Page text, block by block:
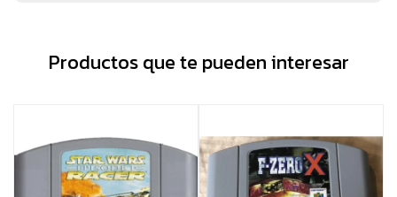
Productos que te pueden interesar